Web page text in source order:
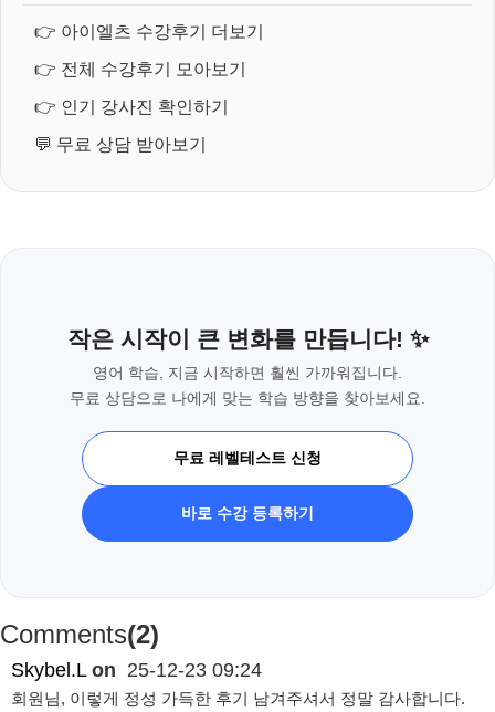
👉 아이엘츠 수강후기 더보기
👉 전체 수강후기 모아보기
👉 인기 강사진 확인하기
💬 무료 상담 받아보기
작은 시작이 큰 변화를 만듭니다! ✨
영어 학습, 지금 시작하면 훨씬 가까워집니다.
무료 상담으로 나에게 맞는 학습 방향을 찾아보세요.
무료 레벨테스트 신청
바로 수강 등록하기
Comments(2)
Skybel.L on 25-12-23 09:24
회원님, 이렇게 정성 가득한 후기 남겨주셔서 정말 감사합니다.